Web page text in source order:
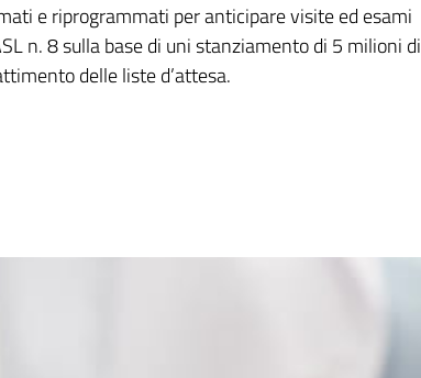
e riprogrammati per anticipare visite ed esami
n. 8 sulla base di uni stanziamento di 5 milioni di
delle liste d’attesa.